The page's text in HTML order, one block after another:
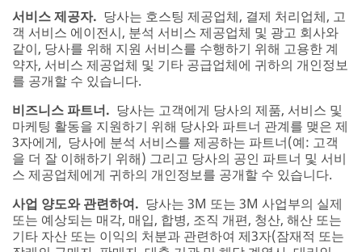
서비스 제공자. 당사는 호스팅 제공업체, 결제 처리업체, 고
객 서비스 에이전시, 분석 서비스 제공업체 및 광고 회사와
같이, 당사를 위해 지원 서비스를 수행하기 위해 고용한 계
약자, 서비스 제공업체 및 기타 공급업체에 귀하의 개인정보
를 공개할 수 있습니다.
비즈니스 파트너. 당사는 고객에게 당사의 제품, 서비스 및
마케팅 활동을 지원하기 위해 당사와 파트너 관계를 맺은 제
3자에게, 당사에 분석 서비스를 제공하는 파트너(예: 고객
을 더 잘 이해하기 위해) 그리고 당사의 공인 파트너 및 서비
스 제공업체에게 귀하의 개인정보를 공개할 수 있습니다.
사업 양도와 관련하여. 당사는 3M 또는 3M 사업부의 실제
또는 예상되는 매각, 매입, 합병, 조직 개편, 청산, 해산 또는
기타 자산 또는 이익의 처분과 관련하여 제3자(잠재적 또는